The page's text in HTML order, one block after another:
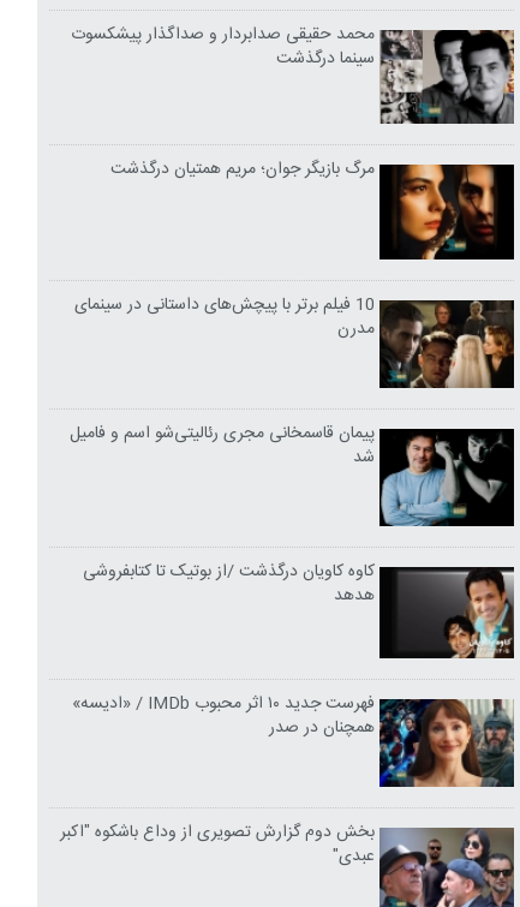
محمد حقیقی صدابردار و صداگذار پیشکسوت
سینما درگذشت
مرگ بازیگر جوان؛ مریم همتیان درگذشت
10 فیلم برتر با پیچش‌های داستانی در سینمای
مدرن
پیمان قاسمخانی مجری رئالیتی‌شو اسم و فامیل
شد
کاوه کاویان درگذشت /از بوتیک تا کتابفروشی
هدهد
فهرست جدید ۱۰ اثر محبوب IMDb / «ادیسه»
همچنان در صدر
بخش دوم گزارش تصویری از وداع باشکوه "اکبر
عبدی"